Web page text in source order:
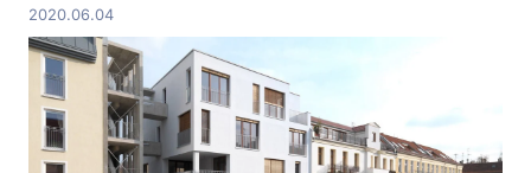
2020.06.04